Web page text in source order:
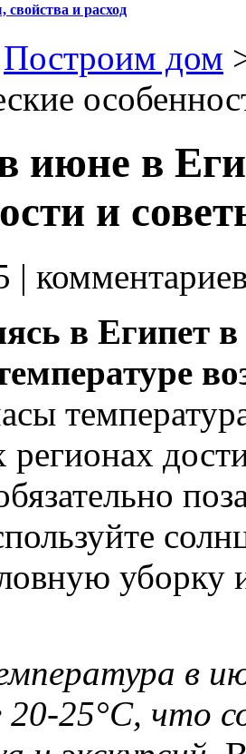
и расход
Построим дом
июне в
и
|
в Египет
регионах
уборку
в
20-25°C, что